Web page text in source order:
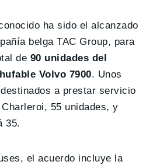
ha sido el alcanzado
belga TAC Group, para
de 90 unidades del
Volvo 7900. Unos
a prestar servicio
55 unidades, y
35.
el acuerdo incluye la